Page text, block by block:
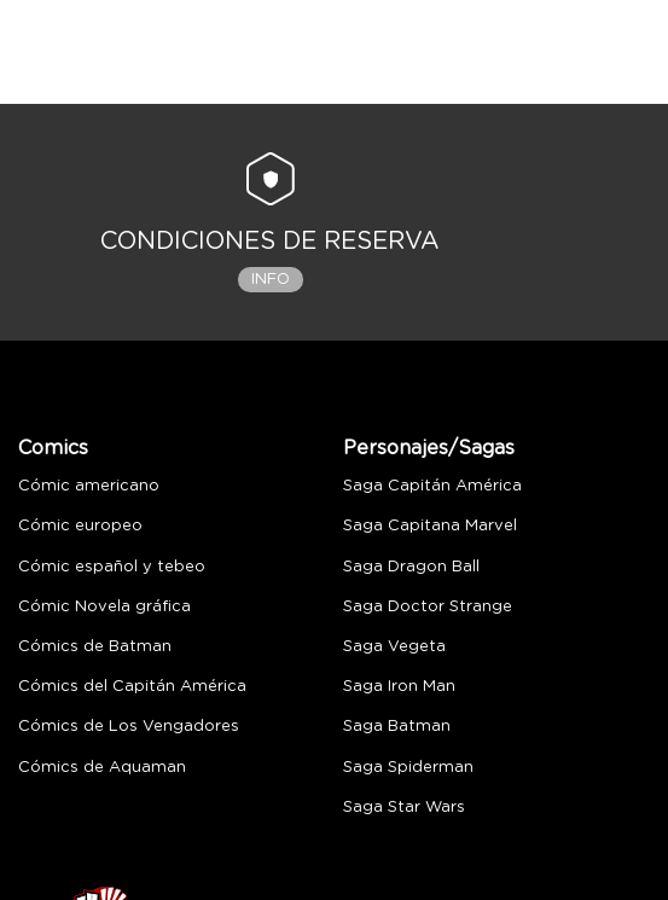
CONDICIONES DE RESERVA
INFO
Comics
Cómic americano
Cómic europeo
Cómic español y tebeo
Cómic Novela gráfica
Cómics de Batman
Cómics del Capitán América
Cómics de Los Vengadores
Cómics de Aquaman
Personajes/Sagas
Saga Capitán América
Saga Capitana Marvel
Saga Dragon Ball
Saga Doctor Strange
Saga Vegeta
Saga Iron Man
Saga Batman
Saga Spiderman
Saga Star Wars